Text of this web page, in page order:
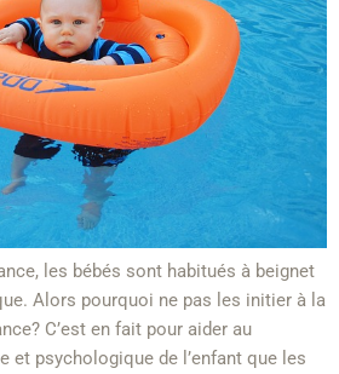
les bébés sont habitués à beignet
Alors pourquoi ne pas les initier à la
C’est en fait pour aider au
et psychologique de l’enfant que les